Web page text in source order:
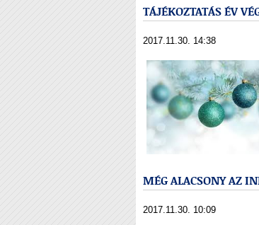
TÁJÉKOZTATÁS ÉV
2017.11.30. 14:38
MÉG ALACSONY AZ
2017.11.30. 10:09